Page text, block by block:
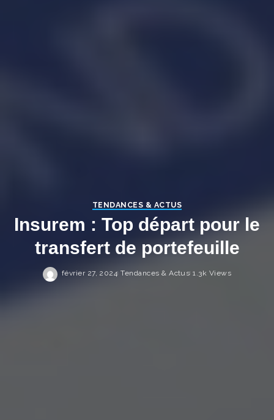
TENDANCES & ACTUS
Insurem : Top départ pour le
transfert de portefeuille
février 27, 2024 Tendances & Actus 1.3k Views